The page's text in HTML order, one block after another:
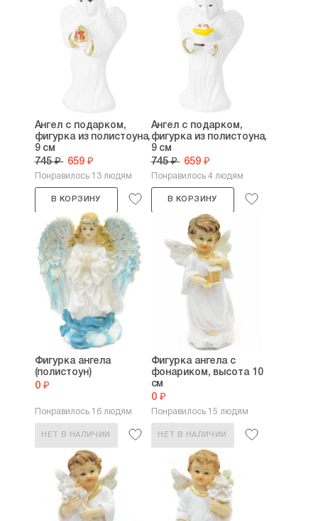
Ангел с подарком,
фигурка из полистоуна,
9 см
745 ₽ 659 ₽
Понравилось 13 людям
В КОРЗИНУ
Ангел с подарком,
фигурка из полистоуна,
9 см
745 ₽ 659 ₽
Понравилось 4 людям
В КОРЗИНУ
Фигурка ангела
(полистоун)
0 ₽
Понравилось 16 людям
НЕТ В НАЛИЧИИ
Фигурка ангела с
фонариком, высота 10
см
0 ₽
Понравилось 15 людям
НЕТ В НАЛИЧИИ